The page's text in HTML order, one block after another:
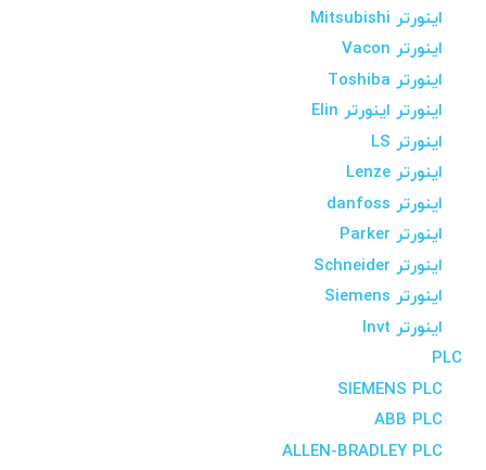
اینورتر Mitsubishi
اینورتر Vacon
اینورتر Toshiba
اینورتر اینورتر Elin
اینورتر LS
اینورتر Lenze
اینورتر danfoss
اینورتر Parker
اینورتر Schneider
اینورتر Siemens
اینورتر Invt
PLC
SIEMENS PLC
ABB PLC
ALLEN-BRADLEY PLC